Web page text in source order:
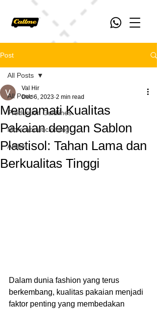
Post
All Posts
Production Guidlines
More about clothing
Artikel
All Posts
Mengamati Kualitas
Pakaian dengan Sablon
Plastisol: Tahan Lama dan
Berkualitas Tinggi
Val Hir
Dec 6, 2023 2 min read
Dalam dunia fashion yang terus
berkembang, kualitas pakaian menjadi
faktor penting yang membedakan